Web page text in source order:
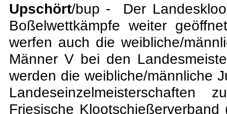
Upschört/bup - Der
Boßelwettkämpfe weiter
werfen auch die weibliche/
Männer V bei den
werden die weibliche/männliche
Friesische